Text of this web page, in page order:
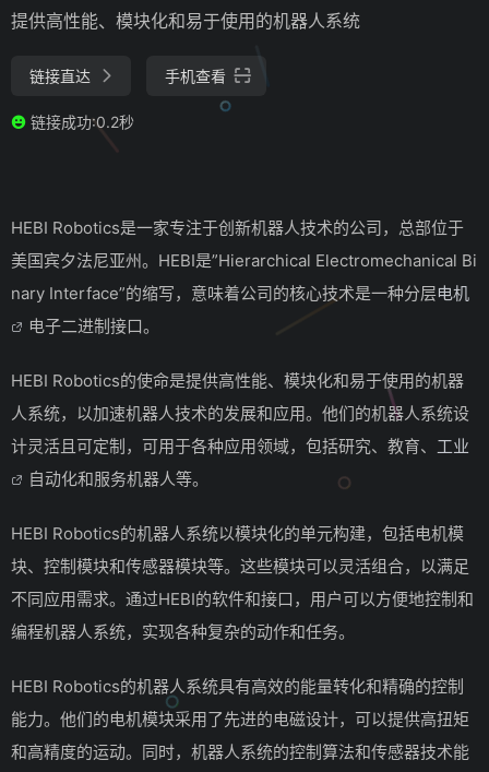
提供高性能、模块化和易于使用的机器人系统
链接直达 手机查看
链接成功:0.2秒
HEBI Robotics是一家专注于创新机器人技术的公司，总部位于
美国宾夕法尼亚州。HEBI是”Hierarchical Electromechanical Bi
nary Interface”的缩写，意味着公司的核心技术是一种分层电机
电子二进制接口。
HEBI Robotics的使命是提供高性能、模块化和易于使用的机器
人系统，以加速机器人技术的发展和应用。他们的机器人系统设
计灵活且可定制，可用于各种应用领域，包括研究、教育、 工业
自动化和服务机器人等。
HEBI Robotics的机器人系统以模块化的单元构建，包括电机模
块、控制模块和传感器模块等。这些模块可以灵活组合，以满足
不同应用需求。通过HEBI的软件和接口，用户可以方便地控制和
编程机器人系统，实现各种复杂的动作和任务。
HEBI Robotics的机器人系统具有高效的能量转化和精确的控制
能力。他们的电机模块采用了先进的电磁设计，可以提供高扭矩
和高精度的运动。同时，机器人系统的控制算法和传感器技术能